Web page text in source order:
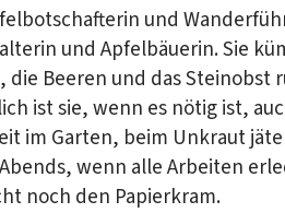
und
und Apfelbäuerin. Sie
Beeren und das Steinobst
ist sie, wenn es nötig ist,
im Garten, beim Unkraut
wenn alle Arbeiten
noch den Papierkram.